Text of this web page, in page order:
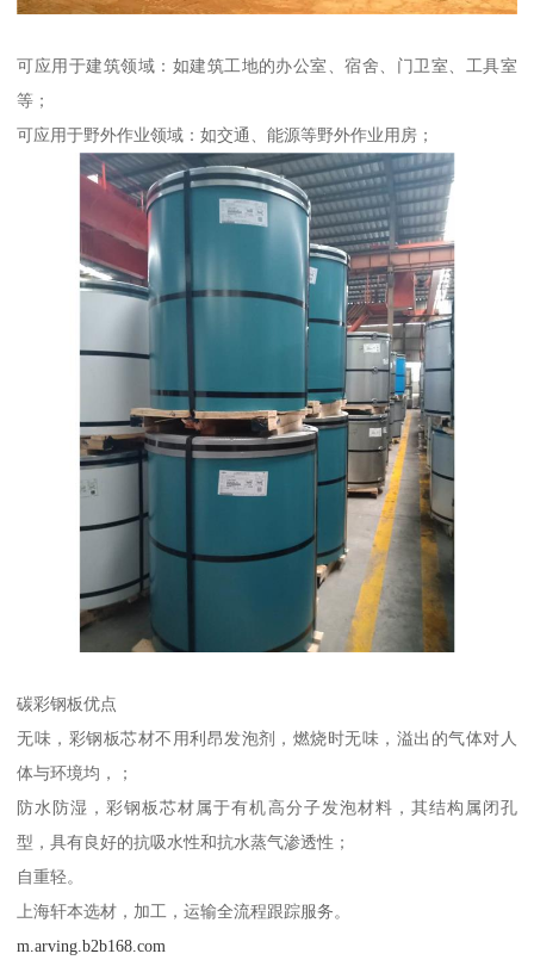
可应用于建筑领域：如建筑工地的办公室、宿舍、门卫室、工具室
等；
可应用于野外作业领域：如交通、能源等野外作业用房；
碳彩钢板优点
无味，彩钢板芯材不用利昂发泡剂，燃烧时无味，溢出的气体对人
体与环境均，；
防水防湿，彩钢板芯材属于有机高分子发泡材料，其结构属闭孔
型，具有良好的抗吸水性和抗水蒸气渗透性；
自重轻。
上海轩本选材，加工，运输全流程跟踪服务。
m.arving.b2b168.com